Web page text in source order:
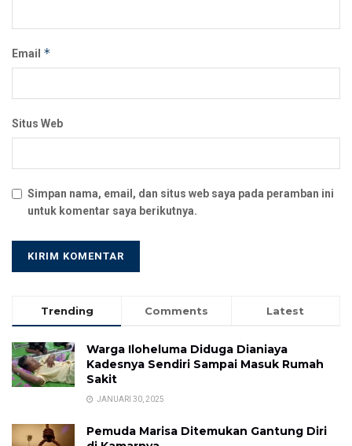
Email *
Situs Web
Simpan nama, email, dan situs web saya pada peramban ini
untuk komentar saya berikutnya.
Trending Comments Latest
Warga Iloheluma Diduga Dianiaya
Kadesnya Sendiri Sampai Masuk Rumah
Sakit
JANUARI 30, 2025
Pemuda Marisa Ditemukan Gantung Diri